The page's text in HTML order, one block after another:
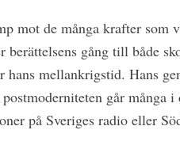
mot de många krafter
berättelsens gång till både
hans mellankrigstid. Hans
går många
på Sveriges radio eller